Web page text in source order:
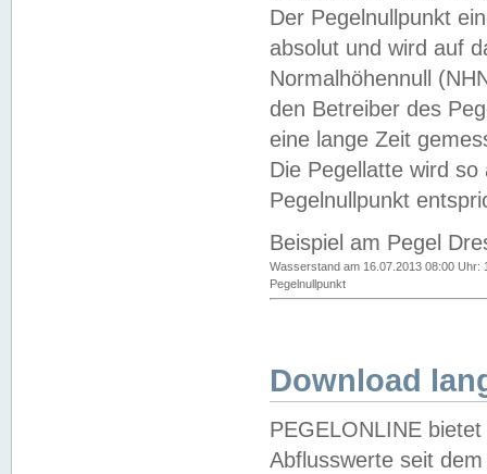
Der Pegelnullpunkt
absolut und wird auf
Normalhöhennull
den Betreiber des
eine lange Zeit
Die Pegellatte wird
Pegelnullpunkt
Beispiel am Pegel
Wasserstand am 16.07.2013 08:00 Uhr:
Pegelnullpunkt
Download
PEGELONLINE
Abflusswerte seit